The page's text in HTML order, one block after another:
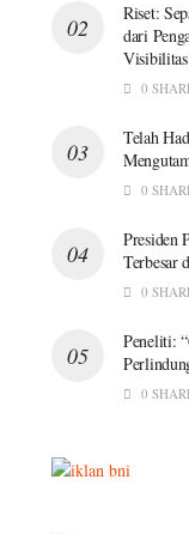
Riset:
dari
Visibilitas
0
Telah
0
Presiden
Terbesar
0
Peneliti:
0